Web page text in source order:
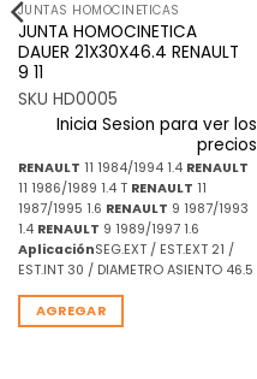
JUNTAS HOMOCINETICAS
JUNTA HOMOCINETICA
DAUER 21X30X46.4 RENAULT
9 11
SKU HD0005
Inicia Sesion para ver los
precios
RENAULT 11 1984/1994 1.4 RENAULT
11 1986/1989 1.4 T RENAULT 11
1987/1995 1.6 RENAULT 9 1987/1993
1.4 RENAULT 9 1989/1997 1.6
AplicaciónSEG.EXT / EST.EXT 21 /
EST.INT 30 / DIAMETRO ASIENTO 46.5
AGREGAR